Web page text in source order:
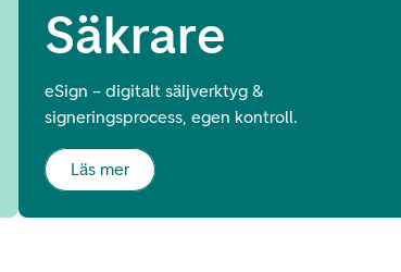
Säkrare
eSign – digitalt säljverktyg &
signeringsprocess, egen kontroll.
Läs mer